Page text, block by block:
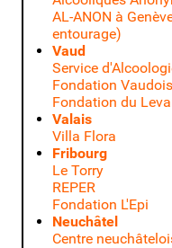
AL-ANON à
entourage)
Vaud
Service
Fondation
Fondation du
Valais
Villa Flora
Fribourg
Le Torry
REPER
Fondation L'Epi
Neuchâtel
Centre